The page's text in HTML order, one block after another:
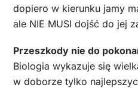
dopiero w kierunku jamy
ale NIE MUSI dojść do jej
Przeszkody nie do
Biologia wykazuje się
w doborze tylko